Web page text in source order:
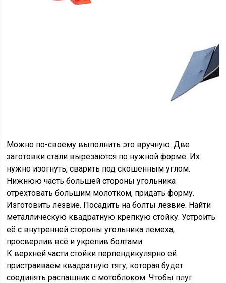
Можно по-своему выполнить это вручную. Две
заготовки стали вырезаются по нужной форме. Их
нужно изогнуть, сварить под скошенным углом.
Нижнюю часть большей стороны угольника
отрехтовать большим молотком, придать форму.
Изготовить лезвие. Посадить на болты лезвие. Найти
металлическую квадратную крепкую стойку. Устроить
её с внутренней стороны угольника лемеха,
просверлив всё и укрепив болтами.
К верхней части стойки перпендикулярно ей
пристраиваем квадратную тягу, которая будет
соединять распашник с мотоблоком. Чтобы плуг